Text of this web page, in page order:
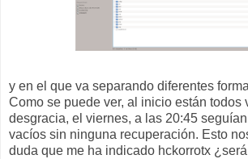
y en el que va separando diferentes
Como se puede ver, al inicio están todos
desgracia, el viernes, a las 20:45
vacíos sin ninguna recuperación. Esto
duda que me ha indicado hckorrotx